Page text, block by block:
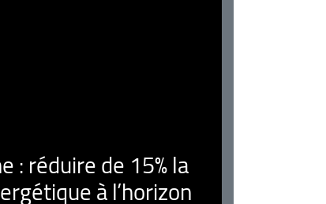
: réduire de 15% la
à l’horizon